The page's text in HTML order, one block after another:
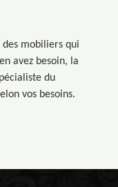
des mobiliers qui
avez besoin, la
du
vos besoins.